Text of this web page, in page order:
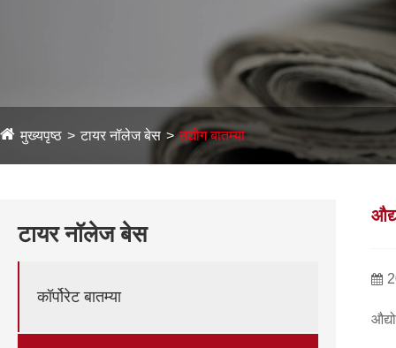
मुख्यपृष्ठ टायर नॉलेज बेस उद्योग बातम्या
टायर नॉलेज बेस
कॉर्पोरेट बातम्या